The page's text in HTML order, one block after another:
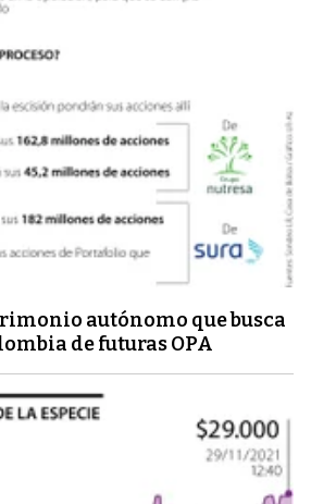
autónomo que busca
de futuras OPA